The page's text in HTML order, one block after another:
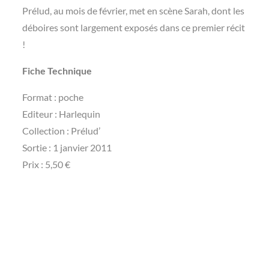
Prélud, au mois de février, met en scène Sarah, dont les
déboires sont largement exposés dans ce premier récit
!
Fiche Technique
Format : poche
Editeur : Harlequin
Collection : Prélud’
Sortie : 1 janvier 2011
Prix : 5,50 €